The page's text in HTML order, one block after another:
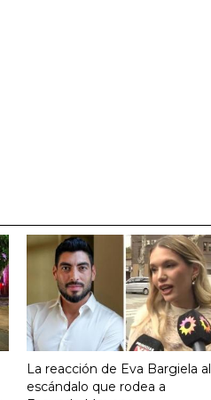
La reacción de Eva Bargiela al
escándalo que rodea a